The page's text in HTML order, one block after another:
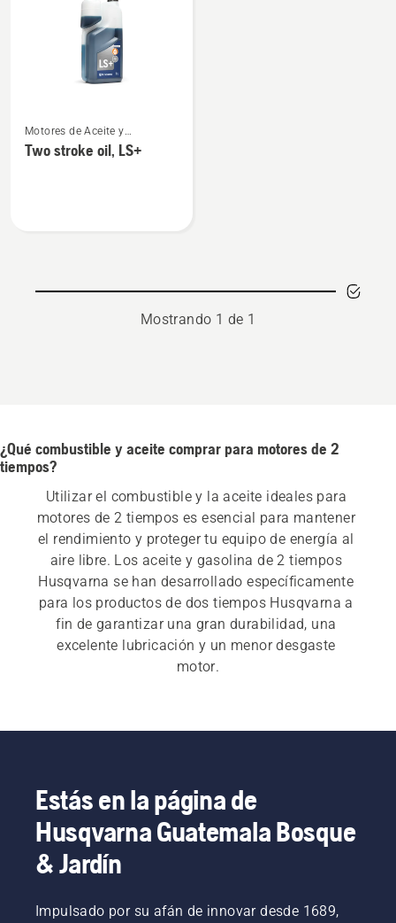
products
más
detalles
Motores de Aceite y
combustible para motores de
2 tiempos
Two stroke oil, LS+
Mostrando 1 de 1
¿Qué combustible y aceite comprar para motores de 2
tiempos?
Utilizar el combustible y la aceite ideales para
motores de 2 tiempos es esencial para mantener
el rendimiento y proteger tu equipo de energía al
aire libre. Los aceite y gasolina de 2 tiempos
Husqvarna se han desarrollado específicamente
para los productos de dos tiempos Husqvarna a
fin de garantizar una gran durabilidad, una
excelente lubricación y un menor desgaste
motor.
Estás en la página de
Husqvarna Guatemala Bosque
& Jardín
Impulsado por su afán de innovar desde 1689,